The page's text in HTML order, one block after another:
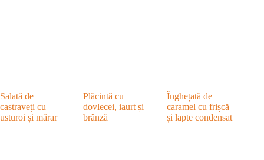
Salată de
castraveți cu
usturoi și mărar
Plăcintă cu
dovlecei, iaurt și
brânză
Înghețată de
caramel cu frișcă
și lapte condensat